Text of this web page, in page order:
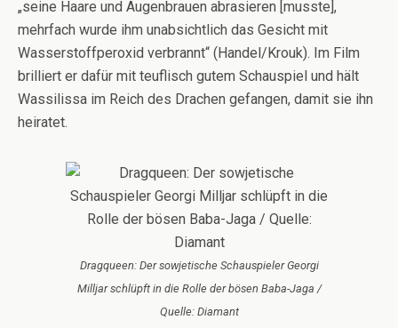
„seine Haare und Augenbrauen abrasieren [musste],
mehrfach wurde ihm unabsichtlich das Gesicht mit
Wasserstoffperoxid verbrannt“ (Handel/Krouk). Im Film
brilliert er dafür mit teuflisch gutem Schauspiel und hält
Wassilissa im Reich des Drachen gefangen, damit sie ihn
heiratet.
Dragqueen: Der sowjetische Schauspieler Georgi
Milljar schlüpft in die Rolle der bösen Baba-Jaga /
Quelle: Diamant